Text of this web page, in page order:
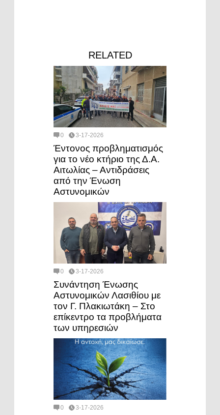
RELATED
0 3-17-2026
Έντονος προβληματισμός
για το νέο κτήριο της Δ.Α.
Αιτωλίας – Αντιδράσεις
από την Ένωση
Αστυνομικών
0 3-17-2026
Συνάντηση Ένωσης
Αστυνομικών Λασιθίου με
τον Γ. Πλακιωτάκη – Στο
επίκεντρο τα προβλήματα
των υπηρεσιών
0 3-17-2026